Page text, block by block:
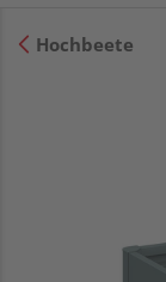
Hochbeete